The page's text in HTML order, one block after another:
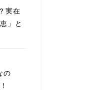
実在
」と
の